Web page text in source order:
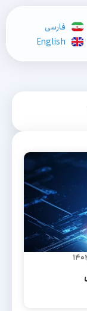
English
فارسی